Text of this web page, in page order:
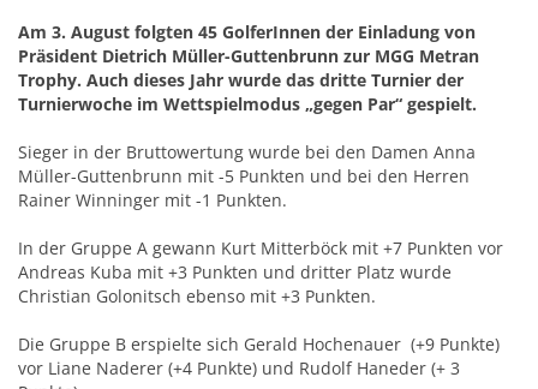
Am 3. August folgten 45 GolferInnen der Einladung von
Präsident Dietrich Müller-Guttenbrunn zur MGG Metran
Trophy. Auch dieses Jahr wurde das dritte Turnier der
Turnierwoche im Wettspielmodus „gegen Par“ gespielt.
Sieger in der Bruttowertung wurde bei den Damen Anna
Müller-Guttenbrunn mit -5 Punkten und bei den Herren
Rainer Winninger mit -1 Punkten.
In der Gruppe A gewann Kurt Mitterböck mit +7 Punkten vor
Andreas Kuba mit +3 Punkten und dritter Platz wurde
Christian Golonitsch ebenso mit +3 Punkten.
Die Gruppe B erspielte sich Gerald Hochenauer (+9 Punkte)
vor Liane Naderer (+4 Punkte) und Rudolf Haneder (+ 3